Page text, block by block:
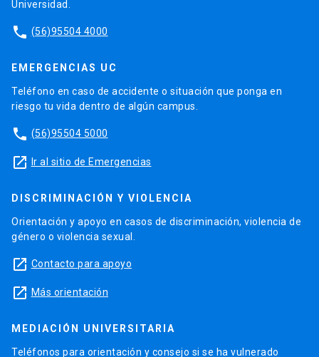
Universidad.
phone (56)95504 4000
EMERGENCIAS UC
Teléfono en caso de accidente o situación que ponga en
riesgo tu vida dentro de algún campus.
phone (56)95504 5000
launch Ir al sitio de Emergencias
DISCRIMINACIÓN Y VIOLENCIA
Orientación y apoyo en casos de discriminación, violencia de
género o violencia sexual.
launch Contacto para apoyo
launch Más orientación
MEDIACIÓN UNIVERSITARIA
Teléfonos para orientación y consejo si se ha vulnerado